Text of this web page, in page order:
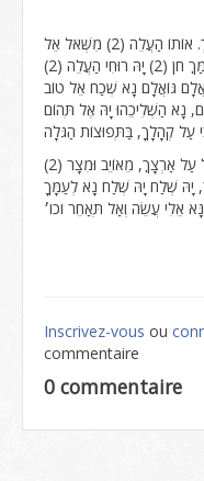
(2) מִשְּׁאֹל אֵל
נָא הַשְׁלִיכֵהוּ יָהּ אֶל תְּהוֹם
אַרְצָךֽ, מֵאוֹיֵב וּמִצָר (2)
אֵלִי עֲשֵׂה וְאַל תְּאַחֵר וכו׳
Inscrivez-vous ou
commentaire
0 commentaire